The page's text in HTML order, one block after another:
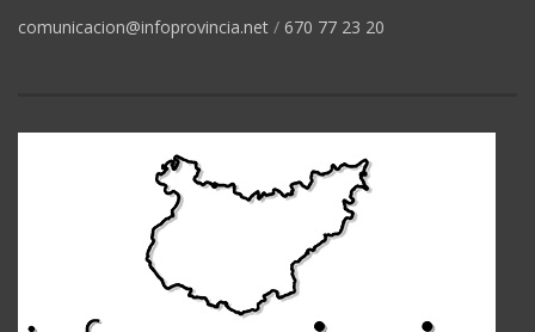
comunicacion@infoprovincia.net / 670 77 23 20